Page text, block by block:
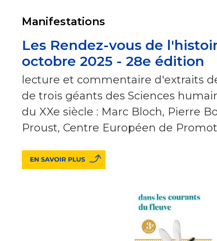
Manifestations
Les Rendez-vous de
octobre 2025 - 28e édition
lecture et commentaire d'extraits
de trois géants des Sciences
du XXe siècle : Marc Bloch, Pierre
Proust, Centre Européen de